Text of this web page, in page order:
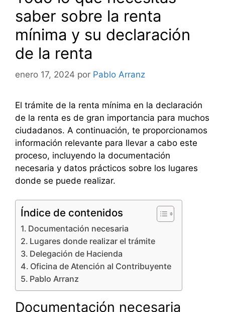
saber sobre la renta
mínima y su declaración
de la renta
enero 17, 2024 por Pablo Arranz
El trámite de la renta mínima en la declaración
de la renta es de gran importancia para muchos
ciudadanos. A continuación, te proporcionamos
información relevante para llevar a cabo este
proceso, incluyendo la documentación
necesaria y datos prácticos sobre los lugares
donde se puede realizar.
Índice de contenidos
Documentación necesaria
Lugares donde realizar el trámite
Delegación de Hacienda
Oficina de Atención al Contribuyente
Pablo Arranz
Documentación necesaria